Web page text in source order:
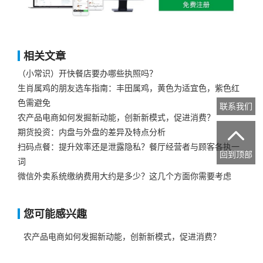
相关文章
（小常识）开快餐店要办哪些执照吗？
生肖属鸡的朋友选车指南：丰田属鸡，黄色为适宜色，紫色红
色需避免
农产品电商如何发掘新动能，创新新模式，促进消费？
期货投资：内盘与外盘的差异及特点分析
扫码点餐：提升效率还是泄露隐私？餐厅经营者与顾客各执一
词
微信外卖系统缴纳费用大约是多少？这几个方面你需要考虑
您可能感兴趣
农产品电商如何发掘新动能，创新新模式，促进消费？
联系我们

回到顶部